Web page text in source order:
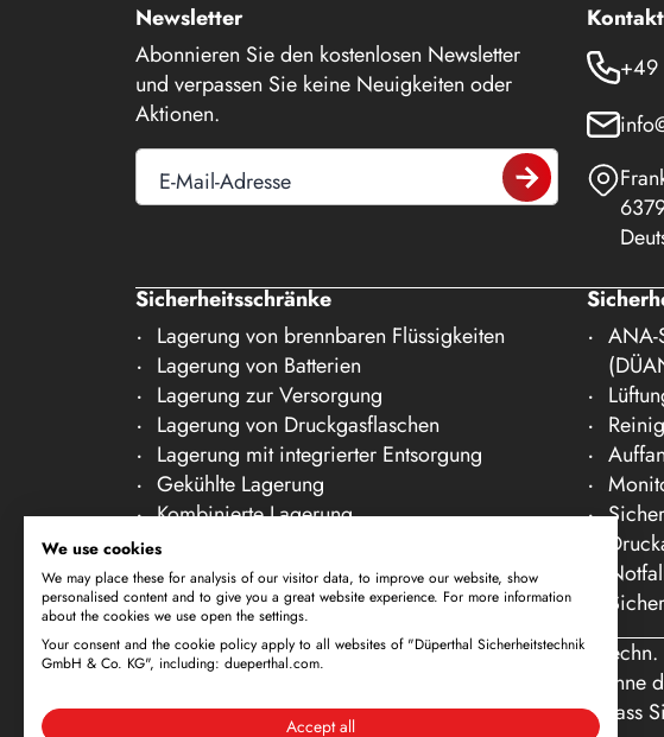
16
17
18
19
21
22
23
24
25
26
28
29
30
Newsletter
Abonnieren Sie den kostenlosen Newsletter
und verpassen Sie keine Neuigkeiten oder
Aktionen.
E-Mail-Adresse
Kontakt
+49
Sicherheitsschränke
Lagerung von brennbaren Flüssigkeiten
Lagerung von Batterien
Lagerung zur Versorgung
Lagerung von Druckgasflaschen
Lagerung mit integrierter Entsorgung
Gekühlte Lagerung
Kombinierte Lagerung
Lagerung in Reinräumen
Lagerung von nicht brennbaren Medien
Galerie Zubehör
ANA-
Technische Änderungen vorbehalten. Alle Maße und
richtet sich ausschließlich an Gewerbetreibende im
Website und eine etwaige Bestellung bestätigen Sie, dass
We use cookies
We may place these for analysis of our visitor data, to improve our website, show
personalised content and to give you a great website experience. For more information
about the cookies we use open the settings.
Your consent and the cookie policy apply to all websites of "Düperthal Sicherheitstechnik
GmbH & Co. KG", including: dueperthal.com.
Accept all